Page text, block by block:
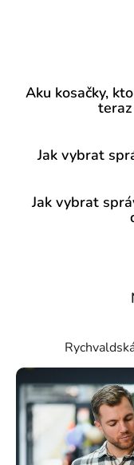
Aku kosačky,
Jak vybrat
Jak vybrat